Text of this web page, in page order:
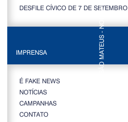
DESFILE CÍVICO DE 7 DE SETEMBRO
IMPRENSA
É FAKE NEWS
NOTÍCIAS
CAMPANHAS
CONTATO